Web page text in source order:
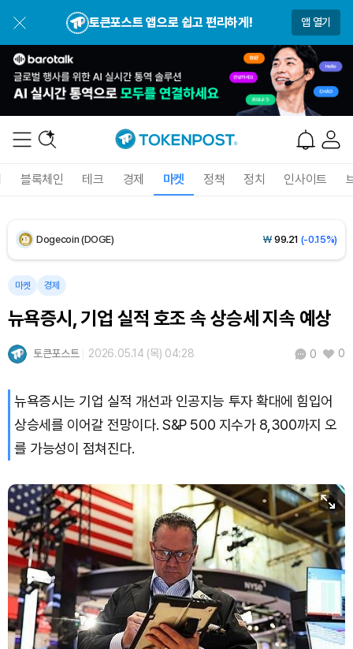
토큰포스트 앱으로 쉽고 편리하게! 앱 열기
블록체인 테크 경제 마켓 정책 정치 인사이트
USDC (USDC) ₩1,422(+0.02%)
XRP (XRP) ₩1,488(-1.91%)
Dogecoin (DOGE) ₩ 99.21 (-0.15%)
Bitcoin (BTC)
마켓 경제
뉴욕증시, 기업 실적 호조 속 상승세 지속 예상
토큰포스트 2026.05.14 (목) 04:28 0 0
뉴욕증시는 기업 실적 개선과 인공지능 투자 확대에 힘입어
상승세를 이어갈 전망이다. S&P 500 지수가 8,300까지 오
를 가능성이 점쳐진다.